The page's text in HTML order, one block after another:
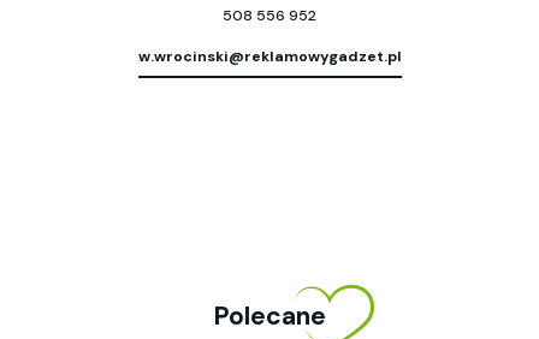
508 556 952
w.wrocinski@reklamowygadzet.pl
Polecane